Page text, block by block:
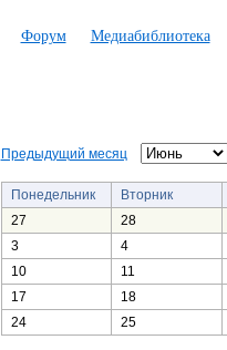
Форум Медиабиблиотека
Предыдущий месяц
Понедельник Вторник
27
28
3
4
10
11
17
18
24
25